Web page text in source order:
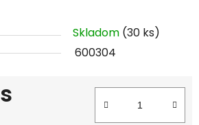
Skladom (30 ks)
600304